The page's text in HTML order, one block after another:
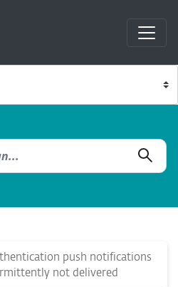
push notifications
not delivered